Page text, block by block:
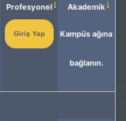
Profesyonel
Giriş Yap
Akademik
Kampüs ağına
bağlanın.